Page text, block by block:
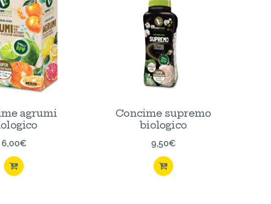
agrumi
6,00€
Concime supremo
biologico
9,50€